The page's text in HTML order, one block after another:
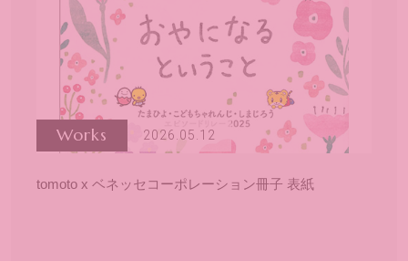
Works 2026.05.12
tomoto x ベネッセコーポレーション冊子 表紙